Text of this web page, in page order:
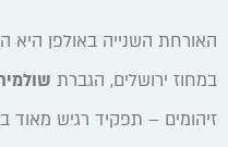
האורחת השנייה באולפן
במחוז ירושלים, הגברת
זיהומים – תפקיד רגיש מאוד